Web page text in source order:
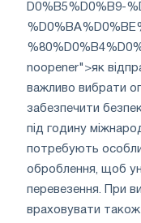
D0%B5%D0%B9-
noopener">як
важливо вибрати
забезпечити
під годину
потребують
оброблення, щоб
перевезення. При
враховувати також